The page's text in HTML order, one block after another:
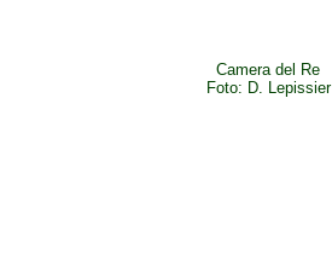
Camera del Re
Foto: D. Lepissier